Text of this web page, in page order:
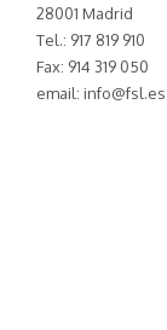
28001 Madrid
Tel.: 917 819 910
Fax: 914 319 050
email: info@fsl.es